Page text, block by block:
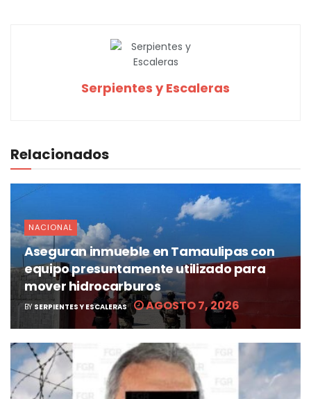
Serpientes y Escaleras
Relacionados
NACIONAL
Aseguran inmueble en Tamaulipas con
equipo presuntamente utilizado para
mover hidrocarburos
BY SERPIENTES Y ESCALERAS AGOSTO 7, 2026